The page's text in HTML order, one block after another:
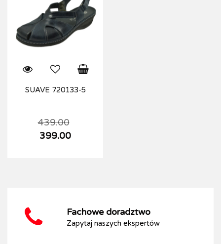
SUAVE 720133-5
439.00
399.00
Fachowe doradztwo
Zapytaj naszych ekspertów